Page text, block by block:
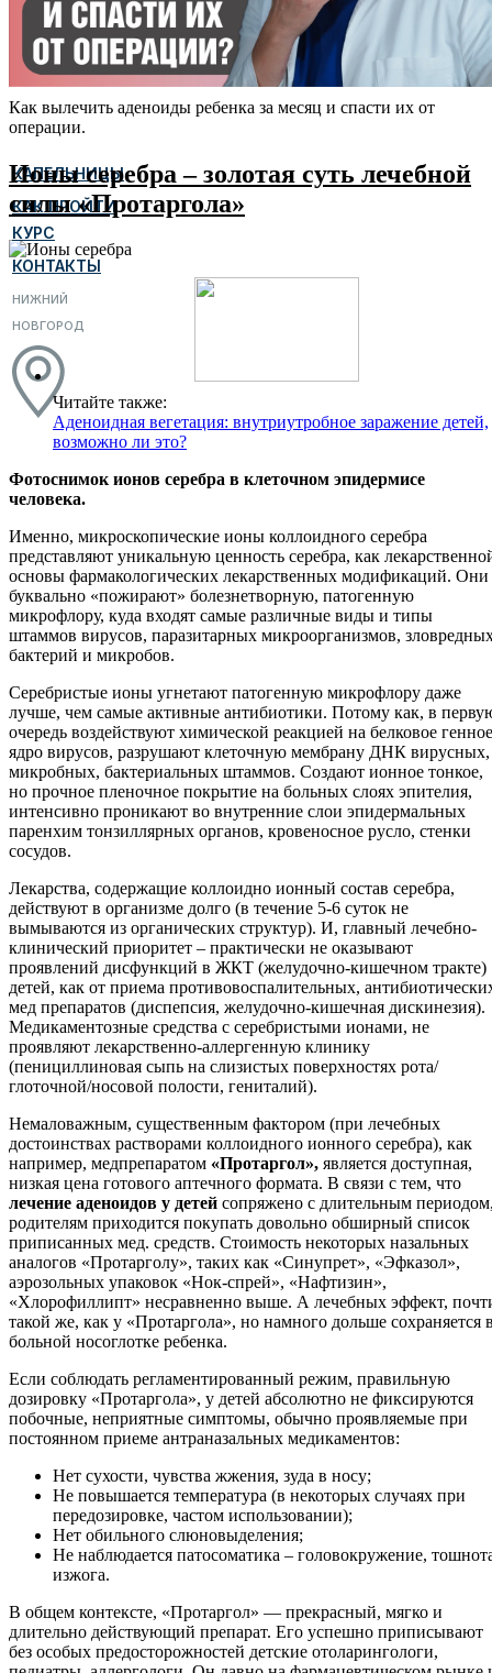
КАПЕЛЬНИЦЫ
КАК ПРОЙТИ
КУРС
КОНТАКТЫ
НИЖНИЙ
НОВГОРОД
Как вылечить аденоиды ребенка за месяц и спасти их от
операции.
Ионы серебра – золотая суть лечебной
силы «Протаргола»
Читайте также:
Аденоидная вегетация: внутриутробное заражение детей,
возможно ли это?
Фотоснимок ионов серебра в клеточном эпидермисе
человека.
Именно, микроскопические ионы коллоидного серебра
представляют уникальную ценность серебра, как
основы фармакологических лекарственных модификаций. Они
буквально «пожирают» болезнетворную, патогенную
микрофлору, куда входят самые различные виды и типы
штаммов вирусов, паразитарных микроорганизмов,
бактерий и микробов.
Серебристые ионы угнетают патогенную микрофлору даже
лучше, чем самые активные антибиотики. Потому как, в
очередь воздействуют химической реакцией на белковое генное
ядро вирусов, разрушают клеточную мембрану ДНК вирусных,
микробных, бактериальных штаммов. Создают ионное тонкое,
но прочное пленочное покрытие на больных слоях эпителия,
интенсивно проникают во внутренние слои эпидермальных
паренхим тонзиллярных органов, кровеносное русло, стенки
сосудов.
Лекарства, содержащие коллоидно ионный состав серебра,
действуют в организме долго (в течение 5-6 суток не
вымываются из органических структур). И, главный лечебно-
клинический приоритет – практически не оказывают
проявлений дисфункций в ЖКТ (желудочно-кишечном тракте)
детей, как от приема противовоспалительных,
мед препаратов (диспепсия, желудочно-кишечная дискинезия).
Медикаментозные средства с серебристыми ионами, не
проявляют лекарственно-аллергенную клинику
(пенициллиновая сыпь на слизистых поверхностях рота/
глоточной/носовой полости, гениталий).
Немаловажным, существенным фактором (при лечебных
достоинствах растворами коллоидного ионного серебра), как
например, медпрепаратом «Протаргол», является доступная,
низкая цена готового аптечного формата. В связи с тем, что
лечение аденоидов у детей сопряжено с длительным
родителям приходится покупать довольно обширный список
приписанных мед. средств. Стоимость некоторых назальных
аналогов «Протарголу», таких как «Синупрет», «Эфказол»,
аэрозольных упаковок «Нок-спрей», «Нафтизин»,
«Хлорофиллипт» несравненно выше. А лечебных эффект,
такой же, как у «Протаргола», но намного дольше сохраняется
больной носоглотке ребенка.
Если соблюдать регламентированный режим, правильную
дозировку «Протаргола», у детей абсолютно не фиксируются
побочные, неприятные симптомы, обычно проявляемые при
постоянном приеме антраназальных медикаментов:
Нет сухости, чувства жжения, зуда в носу;
Не повышается температура (в некоторых случаях при
передозировке, частом использовании);
Нет обильного слюновыделения;
Не наблюдается патосоматика – головокружение,
изжога.
В общем контексте, «Протаргол» — прекрасный, мягко и
длительно действующий препарат. Его успешно приписывают
без особых предосторожностей детские отоларингологи,